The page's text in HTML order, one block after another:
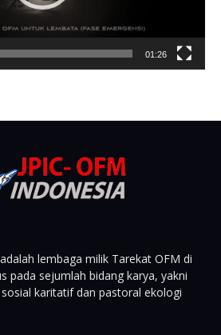
01:26
lembaga milik Tarekat OFM di
pada sejumlah bidang karya, yakni
karitatif dan pastoral ekologi